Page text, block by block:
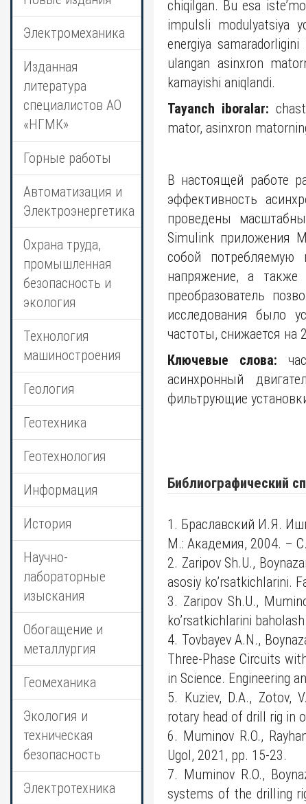
Электромеханика
Изданная
литература
специалистов АО
«НГМК»
Горные работы
Автоматизация и
Электроэнергетика
Охрана труда,
промышленная
безопасность и
экология
Технология
машиностроения
Геология
Геотехника
Геотехнология
Информация
История
Научно-
лабораторные
изыскания
Обогащение и
металлургия
Геомеханика
Экология и
техническая
безопасность
Электротехника
chiqilgan. Bu esa
impulsli modulyatsiya
energiya
ulangan asinxron
kamayishi aniqlandi.
Tayanch iboralar:
mator, asinxron
В настоящей работе
эффективность
проведены
Simulink приложения
собой
напряжение, а также
преобразователь
исследования было
частоты, снижается на
Ключевые слова:
асинхронный
фильтрующие
Библиографический
1. Браславский И.Я.
М.: Академия, 2004. –
2. Zaripov Sh.U.,
asosiy ko’rsatkichlarini.
3. Zaripov Sh.U.,
ko’rsatkichlarini
4. Tovbayev A.N.,
Three-Phase Circuits
in Science. Engineering
5. Kuziev, D.A., Zotov,
rotary head of drill rig in
6. Muminov R.O.,
Ugol, 2021, pp. 15-23.
7. Muminov R.O.,
systems of the drilling